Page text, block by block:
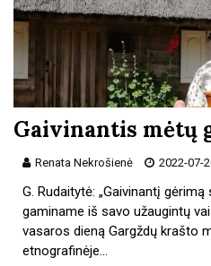
Gaivinantis mėtų
Renata Nekrošienė 2022-07-
G. Rudaitytė: „Gaivinantį
gaminame iš savo užaugintų
vasaros dieną Gargždų krašto
etnografinėje…